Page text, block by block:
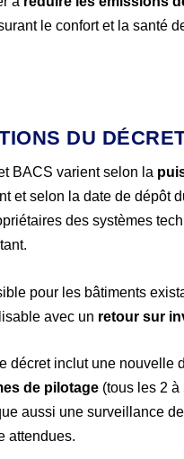
le confort et la santé
DU
BACS varient selon la
et selon la date de dépôt
des systèmes
pour les bâtiments
avec un retour sur
décret inclut une nouvelle
de pilotage (tous les 2
aussi une surveillance
attendues.